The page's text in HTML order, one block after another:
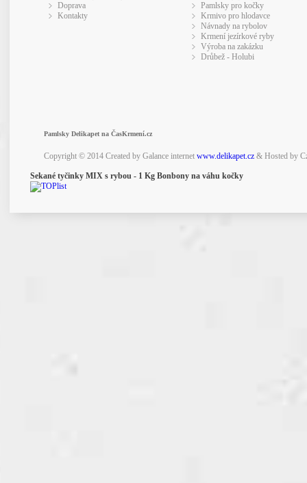
Doprava
Kontakty
Pamlsky pro kočky
Krmivo pro hlodavce
Návnady na rybolov
Krmení jezírkové ryby
Výroba na zakázku
Drůbež - Holubi
Pamlsky Delikapet na ČasKrmení.cz
Copyright © 2014 Created by Galance internet www.delikapet.cz& Hosted by
Sekané tyčinky MIX s rybou - 1 Kg Bonbony na váhu kočky